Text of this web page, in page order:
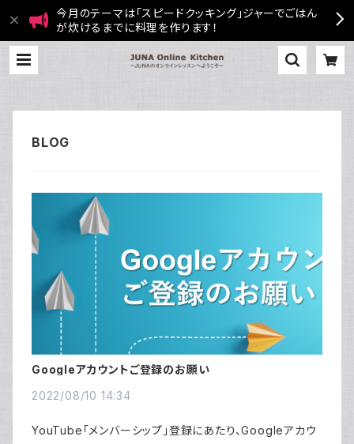
今月のテーマは「スピードクッキング」ジャーでごはん
が炊けるまでに料理を作ります！
Googleアカウントご登録のお願い
2022/08/10 14:34
YouTube「メンバーシップ」登録にあたり、Googleアカウ